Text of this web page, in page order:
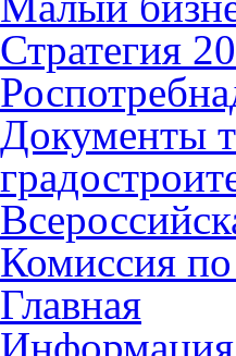
Стратегия
Документы
Комиссия
Главная